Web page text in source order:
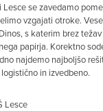
Lesce se zavedamo
vzgajati otroke.
s katerim brez
papirja. Korektno
najdemo najboljšo
in izvedbeno.
Lesce